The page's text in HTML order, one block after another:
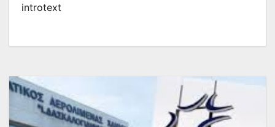
introtext